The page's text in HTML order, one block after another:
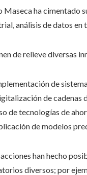
Maseca ha cimentado
análisis de datos
de relieve diversas
de
de cadenas
de tecnologías de
de modelos
acciones han hecho
diversos; por